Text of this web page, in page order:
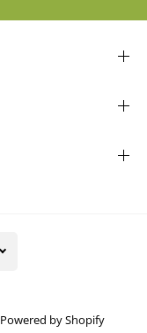
Powered by Shopify